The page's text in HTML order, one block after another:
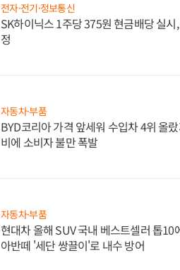
전자·전기·정보통신
SK하이닉스 1주당 375원 현금배당 실
정
자동차·부품
BYD코리아 가격 앞세워 수입차 4위 올
비에 소비자 불만 폭발
자동차·부품
현대차 올해 SUV 국내 베스트셀러 톱10
아반떼 '세단 쌍끌이'로 내수 방어